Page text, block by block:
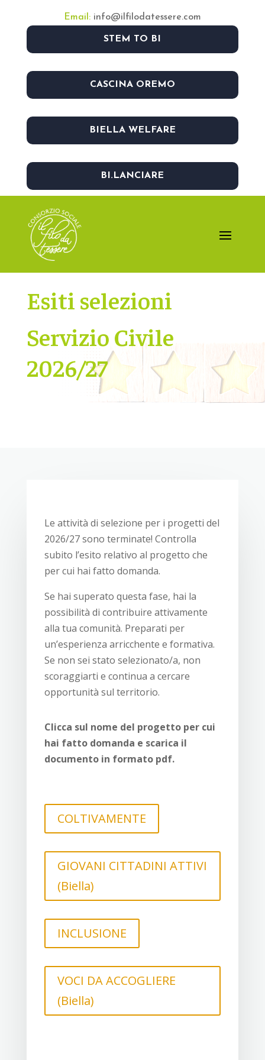
Email: info@ilfilodatessere.com
STEM TO BI
CASCINA OREMO
BIELLA WELFARE
BI.LANCIARE
Esiti selezioni
Servizio Civile
2026/27
Le attività di selezione per i progetti del
2026/27 sono terminate! Controlla
subito l’esito relativo al progetto che
per cui hai fatto domanda.
Se hai superato questa fase, hai la
possibilità di contribuire attivamente
alla tua comunità. Preparati per
un’esperienza arricchente e formativa.
Se non sei stato selezionato/a, non
scoraggiarti e continua a cercare
opportunità sul territorio.
Clicca sul nome del progetto per cui
hai fatto domanda e scarica il
documento in formato pdf.
COLTIVAMENTE
GIOVANI CITTADINI ATTIVI
(Biella)
INCLUSIONE
VOCI DA ACCOGLIERE
(Biella)